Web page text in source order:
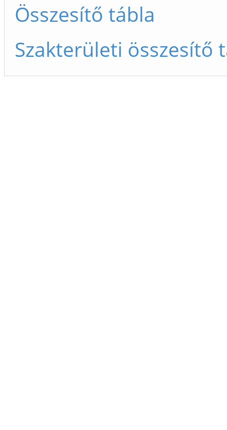
Összesítő tábla
Szakterületi összesítő